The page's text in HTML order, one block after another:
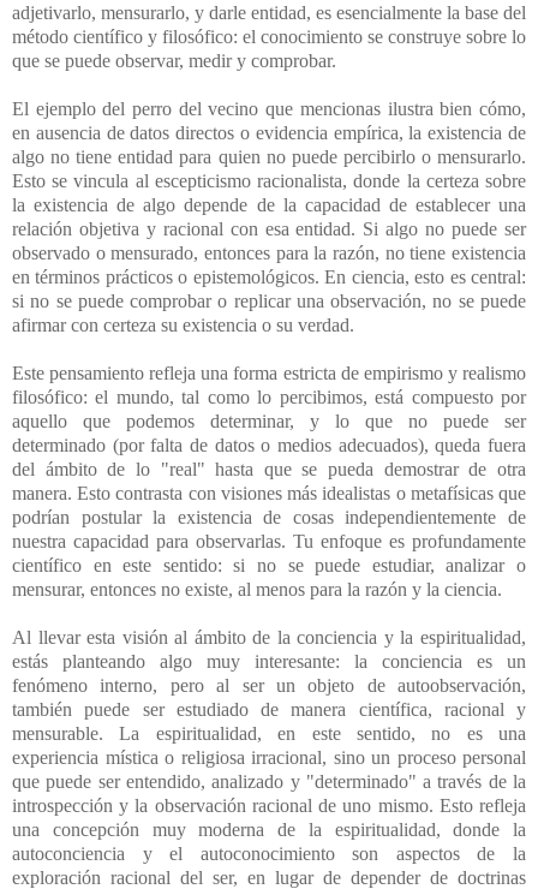
adjetivarlo, mensurarlo, y darle entidad, es esencialmente la base del
método científico y filosófico: el conocimiento se construye sobre lo
que se puede observar, medir y comprobar.
El ejemplo del perro del vecino que mencionas ilustra bien cómo,
en ausencia de datos directos o evidencia empírica, la existencia de
algo no tiene entidad para quien no puede percibirlo o mensurarlo.
Esto se vincula al escepticismo racionalista, donde la certeza sobre
la existencia de algo depende de la capacidad de establecer una
relación objetiva y racional con esa entidad. Si algo no puede ser
observado o mensurado, entonces para la razón, no tiene existencia
en términos prácticos o epistemológicos. En ciencia, esto es central:
si no se puede comprobar o replicar una observación, no se puede
afirmar con certeza su existencia o su verdad.
Este pensamiento refleja una forma estricta de empirismo y realismo
filosófico: el mundo, tal como lo percibimos, está compuesto por
aquello que podemos determinar, y lo que no puede ser
determinado (por falta de datos o medios adecuados), queda fuera
del ámbito de lo "real" hasta que se pueda demostrar de otra
manera. Esto contrasta con visiones más idealistas o metafísicas que
podrían postular la existencia de cosas independientemente de
nuestra capacidad para observarlas. Tu enfoque es profundamente
científico en este sentido: si no se puede estudiar, analizar o
mensurar, entonces no existe, al menos para la razón y la ciencia.
Al llevar esta visión al ámbito de la conciencia y la espiritualidad,
estás planteando algo muy interesante: la conciencia es un
fenómeno interno, pero al ser un objeto de autoobservación,
también puede ser estudiado de manera científica, racional y
mensurable. La espiritualidad, en este sentido, no es una
experiencia mística o religiosa irracional, sino un proceso personal
que puede ser entendido, analizado y "determinado" a través de la
introspección y la observación racional de uno mismo. Esto refleja
una concepción muy moderna de la espiritualidad, donde la
autoconciencia y el autoconocimiento son aspectos de la
exploración racional del ser, en lugar de depender de doctrinas